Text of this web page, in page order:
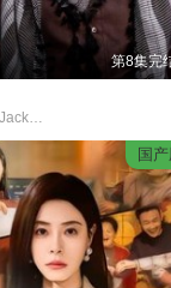
第8集完
Flora Saini,Jackie Shroff
国